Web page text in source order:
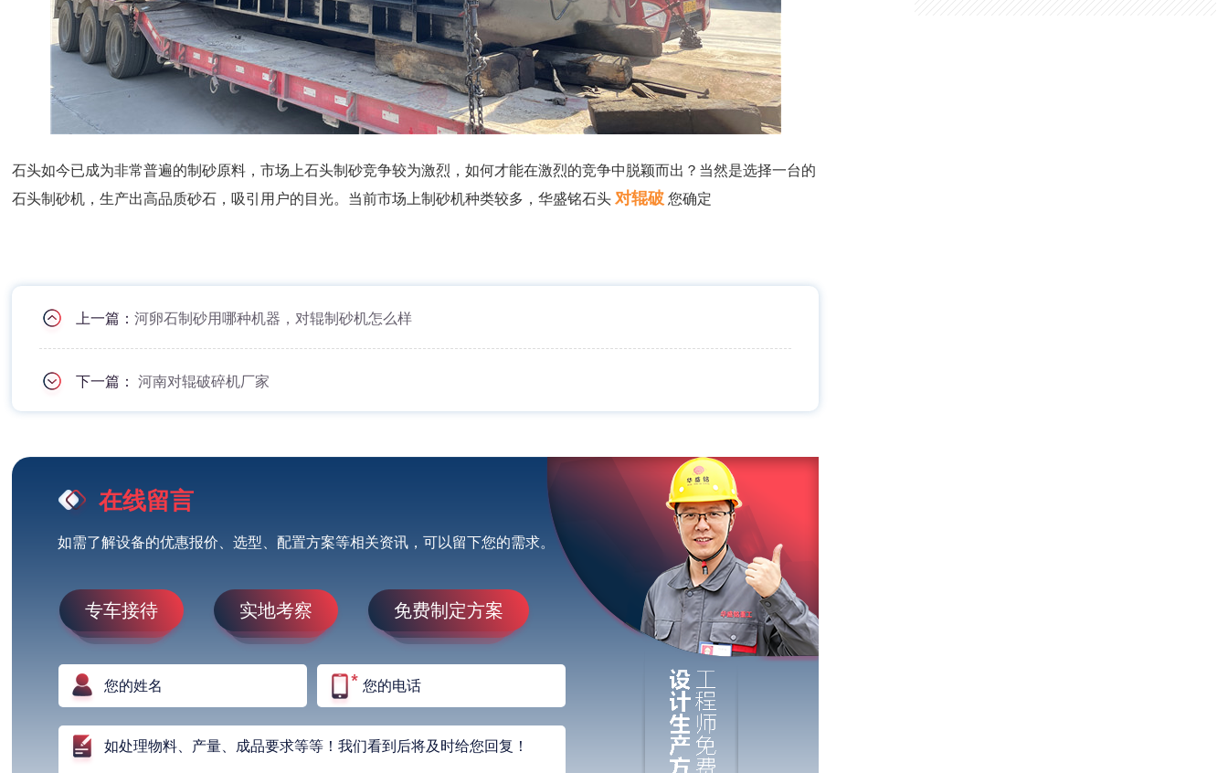
石头如今已成为非常普遍的制砂原料，市场上石头制砂竞争较为激烈，如何才能在激烈的竞争中脱颖而出？当然是选择一台的
石头制砂机，生产出高品质砂石，吸引用户的目光。当前市场上制砂机种类较多，华盛铭石头 对辊破 您确定
上一篇：河卵石制砂用哪种机器，对辊制砂机怎么样
下一篇：河南对辊破碎机厂家
在线留言
如需了解设备的优惠报价、选型、配置方案等相关资讯，可以留下您的需求。
专车接待 实地考察 免费制定方案